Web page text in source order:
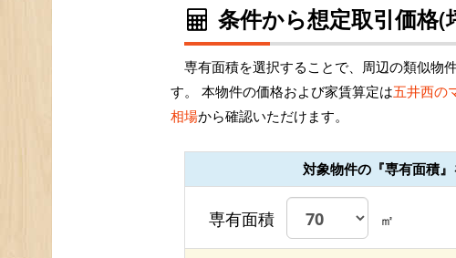
条件から想定取引価格(
専有面積を選択することで、周辺の類似物
す。 本物件の価格および家賃算定は五井西の
相場から確認いただけます。
対象物件の『専有面積
専有面積 ㎡